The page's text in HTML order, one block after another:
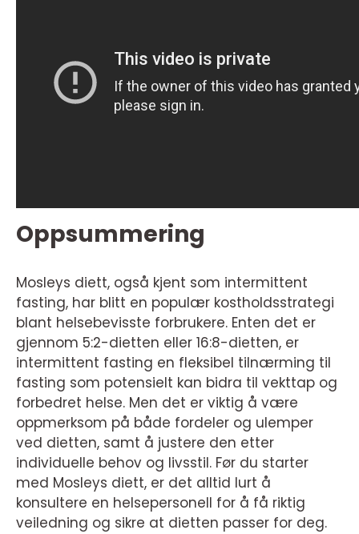
Oppsummering
Mosleys diett, også kjent som intermittent
fasting, har blitt en populær kostholdsstrategi
blant helsebevisste forbrukere. Enten det er
gjennom 5:2-dietten eller 16:8-dietten, er
intermittent fasting en fleksibel tilnærming til
fasting som potensielt kan bidra til vekttap og
forbedret helse. Men det er viktig å være
oppmerksom på både fordeler og ulemper
ved dietten, samt å justere den etter
individuelle behov og livsstil. Før du starter
med Mosleys diett, er det alltid lurt å
konsultere en helsepersonell for å få riktig
veiledning og sikre at dietten passer for deg.